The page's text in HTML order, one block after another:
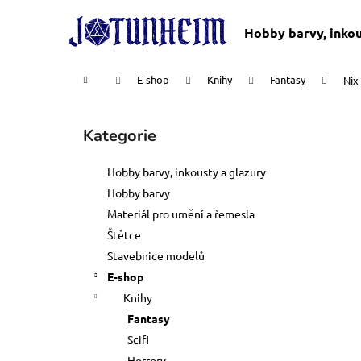
Hobby barvy,
Domů E-shop Knihy Fantasy
Přeskočit
kategorie
Kategorie
Hobby barvy, inkousty a glazury
Hobby barvy
Materiál pro umění a řemesla
Štětce
Stavebnice modelů
E-shop
Knihy
Fantasy
Scifi
Zpět
Zpět
DOSPĚLÉ ČLENSTVÍ